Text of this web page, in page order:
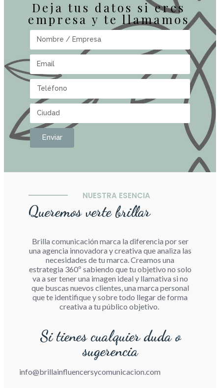
Deja tus datos si eres
empresa y te llamamos
Enviar
NUESTRA ESENCIA
Queremos verte brillar
Brilla comunicación marca la diferencia por ser
una agencia innovadora y creativa que analiza las
necesidades de tu marca. Creamos una
estrategia 360º sabiendo que tu objetivo no solo
va a ser tener una imagen ideal y llamativa si no
que buscas nuevos clientes, una marca personal
que te identifique y sobre todo llegar de forma
creativa a tu público objetivo.
Si tienes cualquier duda o
sugerencia
info@brillainfluencersycomunicacion.com